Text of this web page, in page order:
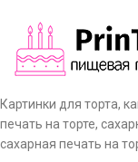
Картинки для торта,
печать на торте,
сахарная печать на